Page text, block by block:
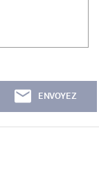
ENVOYEZ